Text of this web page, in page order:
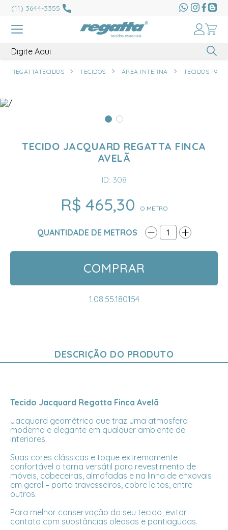
(11) 3644-3355
REGATTATECIDOS TECIDOS ÁREA INTERNA TECIDOS
TECIDO JACQUARD REGATTA FINCA
AVELÃ
ID: 308
R$ 465,30 O METRO
QUANTIDADE DE METROS 1
COMPRAR
1.08.55.180154
DESCRIÇÃO DO PRODUTO
Tecido Jacquard Regatta Finca Avelã
Jacquard geométrico que traz uma atmosfera
moderna e elegante em qualquer ambiente de
interiores.
Suas cores clássicas e toque extremamente
confortável o torna versátil para revestimento de
móveis, cabeceiras, almofadas e na linha de enxovais
em geral – porta travesseiros, cobre leitos, entre
outros.
Para melhor conservação do seu tecido, evitar
contato com substâncias oleosas e pontiagudas.